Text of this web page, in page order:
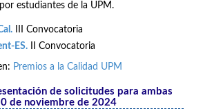
estudiantes de la UPM.
III Convocatoria
ES.
II Convocatoria
Premios a la Calidad UPM
de solicitudes para ambas
de noviembre de 2024